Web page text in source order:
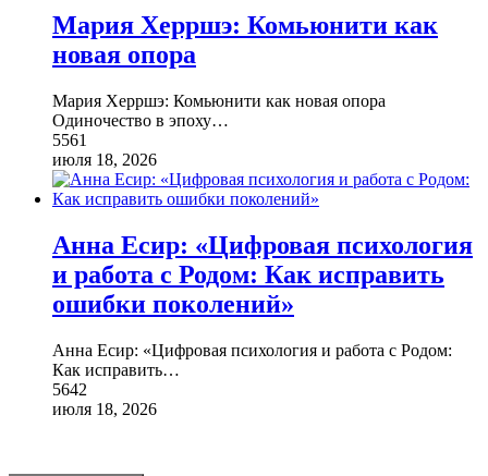
Мария Херршэ: Комьюнити как
новая опора
Мария Херршэ: Комьюнити как новая опора
Одиночество в эпоху…
5561
июля 18, 2026
Анна Есир: «Цифровая психология
и работа с Родом: Как исправить
ошибки поколений»
Анна Есир: «Цифровая психология и работа с Родом:
Как исправить…
5642
июля 18, 2026